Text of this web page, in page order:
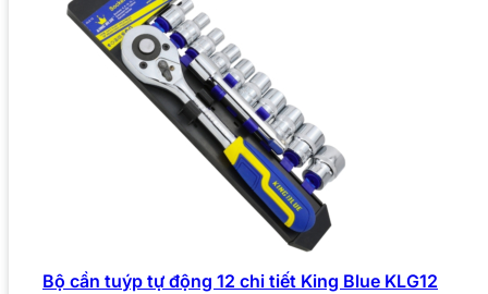
Bộ cần tuýp tự động 12 chi tiết King Blue KLG12